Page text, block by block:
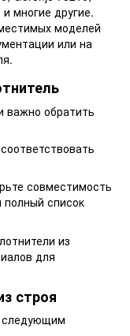
многие другие.
моделей
или на
важно обратить
совместимость
список
из
для
строя
следующим